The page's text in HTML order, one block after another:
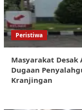
Peristiwa
Masyarakat Desak
Dugaan
Kranjingan